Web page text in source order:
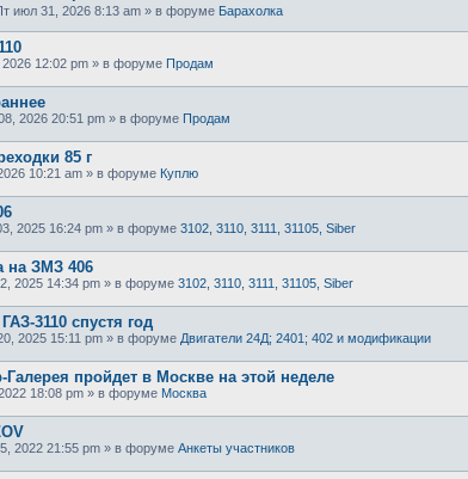
июл 31, 2026 8:13 am » в форуме Барахолка
12:02 pm » в форуме Продам
2026 20:51 pm » в форуме Продам
85 г
10:21 am » в форуме Куплю
2025 16:24 pm » в форуме 3102, 3110, 3111, 31105, Siber
на ЗМЗ 406
2025 14:34 pm » в форуме 3102, 3110, 3111, 31105, Siber
3110 спустя год
2025 15:11 pm » в форуме Двигатели 24Д; 2401; 402 и модификации
пройдет в Москве на этой неделе
18:08 pm » в форуме Москва
2022 21:55 pm » в форуме Анкеты участников